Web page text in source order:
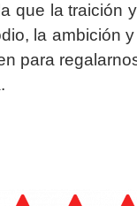
que la traición
la ambición
para